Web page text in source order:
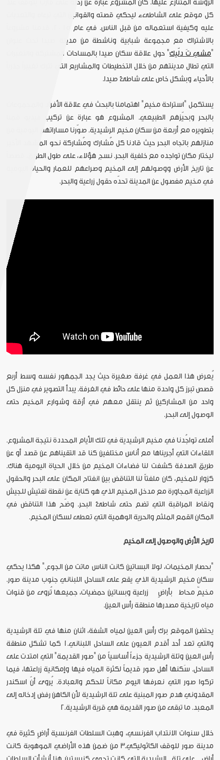
الروشة المتنازع عليها. كان المشروع عبارة عن رحلة على قارب يتوقف عند
كل موقع على الشاطىء ليحكي قصته والقوانين التي ترعاه والتعديّات
بالاشتراك مع مجموعة شبابية وناشطة من مدينة صيدا تحت عنوان
"مشي تَ دلّيك" حول علاقة سكان صيدا بالمساحات المشتركة والتغيّرات
التي تطال مدينتهم من خلال التخطيطات والمشاريع التي تترك تغييراً جذرياً
بالأحياء وبشكل خاص على شاطئ صيدا.
يستكمل "استراحة مخيم" اهتمامنا بالبحث في علاقة الأفراد والمجموعات
بالبحر وبحيّزهم الطبيعي. المشروع هو عبارة عن تركيب فيديو قمنا
بتطويره مع أربعة من سكان مخيم الرشيدية. صوّرنا مساراتهم اليومية من
منازلهم باتجاه البحر حيث قادنا كل مُشارك ومُشاركة نحو المشهد الأخير
ليختار مكان تواجده مع خلفية البحر. نسج هؤلاء، على طول الطريق، قصصاً
عن تاريخ الأرض ووصولهم إلى المخيم وصراعهم للعمار والحياة اليومية
في مخيم مفصول عن المدينة تحدّه حقول زراعية والبحر.
يُعرض هذا العمل في غرفة صغيرة حيث يجد الجمهور نفسه وسط أربع
قصص تبرز كل واحدة منها على حائط في الغرفة. يبدأ التصوير في منزل كل
واحد من المشاركين ثم ينتقل معهم في أزقة وشوارع المخيم حتى
الوصول إلى البحر.
أملى تواجُدنا في مخيم الرشيدية في تلك الأيام المحددة نتيجة المشروع.
اللقاءات التي أجريناها مع أناس مختلفين كنا قد التقيناهم عن قصد أو عن
طريق الصدفة كشفت لنا فضاءات المخيم من خلال الحياة اليومية هناك.
كزوار للمخيم، كان ملفتاً لنا التناقض بين انفتاح المكان على البحر والحقول
الزراعية المجاورة مع مدخل المخيم الذي هو كناية عن نقطة تفتيش للجيش
ونقاط المراقبة التي تضم حتى شاطئ البحر. وضّح هذا التناقض في
المكان القمع الملثم والحرية الوهمية التي تعطى لسكان المخيم.
تاريخ الأرض والوصول إلى المخيم
"بحصار المخيمات، لولا البساتين كانت الناس ماتت من الجوع." هكذا يحكي
سكان مخيم الرشيدية الذي يقع على الساحل اللبناني جنوب مدينة صور.
مخيمٌ محاط بأراضٍ زراعية وبساتين حمضيات، جميعها تُروى من قنوات
مياه تاريخية مصدرها منطقة رأس العين.
يحتضن الموقع برك رأس العين لمياه الشفة، اثنان منها في تلة الرشيدية
والتي تعد أحد أقدم العيون على الساحل اللبناني.1 كما تشكل منطقة
رأس العين وتلة الرشيدية جزءاً أساسياً من "صور القديمة" التي امتدت على
الساحل. سَكنها أهل صور قديماً لكثرة المياه فيها وإمكانية زراعتها، فيما
تركوا صور التي نعرفها اليوم مكاناً للحكم والعبادة. يُروى أنّ اسكندر
المقدوني هدم صور المبنية على تلة الرشيدية لأن الكاهن رفض إدخاله إلى
المعبد. ما تبقى من صور القديمة هي قرية الرشيدية.2
خلال سنوات الانتداب الفرنسي، وهبت السلطات الفرنسية أراضٍ كثيرة في
مدينة صور للوقف الكاثوليكي.3 من ضمن هذه الأراضي الموهوبة كانت